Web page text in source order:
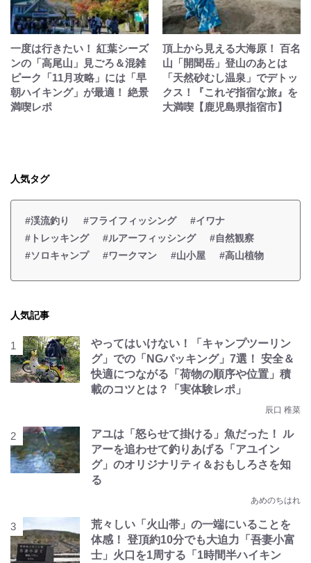
一度は行きたい！ 紅葉シーズ
ンの「高尾山」見ごろ＆混雑
ピーク「11月攻略」には「早
朝ハイキング」が最適！ 絶景
満喫レポ
頂上から見える大海原！ 百名
山「開聞岳」登山のあとは
「天然砂むし温泉」でデトッ
クス！『これぞ指宿な旅』を
大満喫【鹿児島県指宿市】
人気タグ
#渓流釣り #フライフィッシング
#イワナ
#トレッキング
#ルアーフィッシング
#自然観察
#ソロキャンプ
#ワークマン #山小屋 #高山植物
人気記事
やってはいけない！「キャンプツーリン
グ」での「NGパッキング」7選！ 安全＆
快適につながる「荷物の順序や位置」積
載のコツとは？「実体験レポ」
辰口 稚菜
アユは「怒らせて掛ける」魚だった！ ル
アーを追わせて釣りあげる「アユイン
グ」のオリジナリティ＆おもしろさを知
る
あめのちはれ
荒々しい「火山帯」の一端にいることを
体感！ 登頂約10分でも大迫力「吾妻小富
士」火口を1周する「1時間半ハイキン